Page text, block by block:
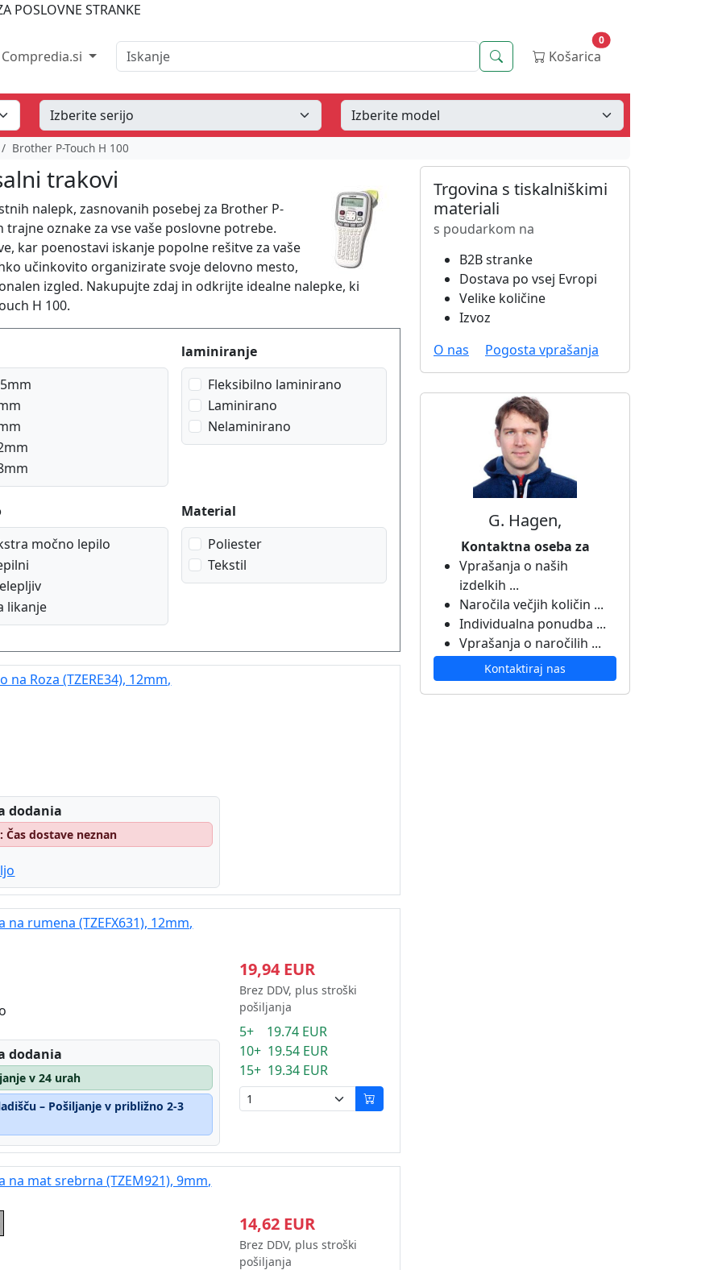
POSLOVNE STRANKE
Compredia.si Iskanje Iskanje Košarica
0
Brother P-Touch H 100
trakovi
nalepk, zasnovanih posebej za Brother P-
trajne oznake za vse vaše poslovne potrebe.
kar poenostavi iskanje popolne rešitve za vaše
učinkovito organizirate svoje delovno mesto,
izgled. Nakupujte zdaj in odkrijte idealne nalepke, ki
H 100.
laminiranje
Fleksibilno laminirano
Laminirano
Nelaminirano
močno lepilo
likanje
Material
Poliester
Tekstil
Roza (TZERE34), 12mm,
dodania
dostave neznan
rumena (TZEFX631), 12mm,
dodania
v 24 urah
– Pošiljanje v približno 2-3
19,94 EUR
Brez DDV, plus stroški
pošiljanja
5+ 19.74 EUR
10+ 19.54 EUR
15+ 19.34 EUR
mat srebrna (TZEM921), 9mm,
14,62 EUR
Brez DDV, plus stroški
pošiljanja
Trgovina s tiskalniškimi
materiali
s poudarkom na
B2B stranke
Dostava po vsej Evropi
Velike količine
Izvoz
O nas
Pogosta vprašanja
G. Hagen,
Kontaktna oseba za
Vprašanja o naših
izdelkih ...
Naročila večjih količin ...
Individualna ponudba ...
Vprašanja o naročilih ...
Kontaktiraj nas